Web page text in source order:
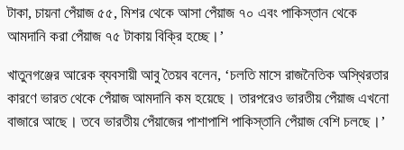
টাকা, চায়না পেঁয়াজ ৫৫, মিশর থেকে আসা পেঁয়াজ ৭০ এবং পাকিস্তান থেকে
আমদানি করা পেঁয়াজ ৭৫ টাকায় বিক্রি হচ্ছে।’
খাতুনগঞ্জের আরেক ব্যবসায়ী আবু তৈয়ব বলেন, ‘চলতি মাসে রাজনৈতিক অস্থিরতার
কারণে ভারত থেকে পেঁয়াজ আমদানি কম হয়েছে। তারপরেও ভারতীয় পেঁয়াজ এখনো
বাজারে আছে। তবে ভারতীয় পেঁয়াজের পাশাপাশি পাকিস্তানি পেঁয়াজ বেশি চলছে।’